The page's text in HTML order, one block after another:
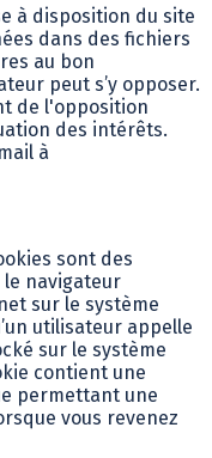
à disposition du site
dans des fichiers
au bon
peut s’y opposer.
de l'opposition
des intérêts.
à
sont des
navigateur
sur le système
utilisateur appelle
sur le système
contient une
permettant une
vous revenez